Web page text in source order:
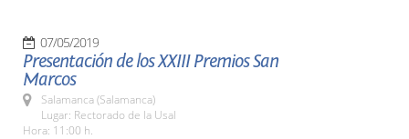
07/05/2019
Presentación de los XXIII Premios San
Marcos
Salamanca (Salamanca)
Lugar: Rectorado de la Usal
Hora: 11:00 h.